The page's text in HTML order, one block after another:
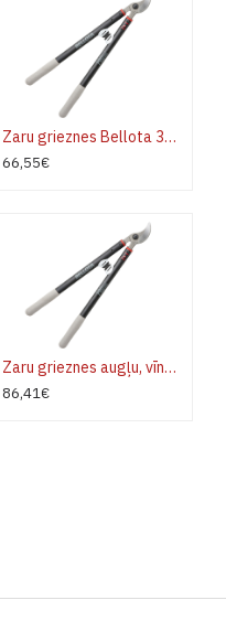
Zaru grieznes Bellota 3578-90
66,55€
Zaru grieznes augļu, vīnoglāju Bellota 3578-50
86,41€